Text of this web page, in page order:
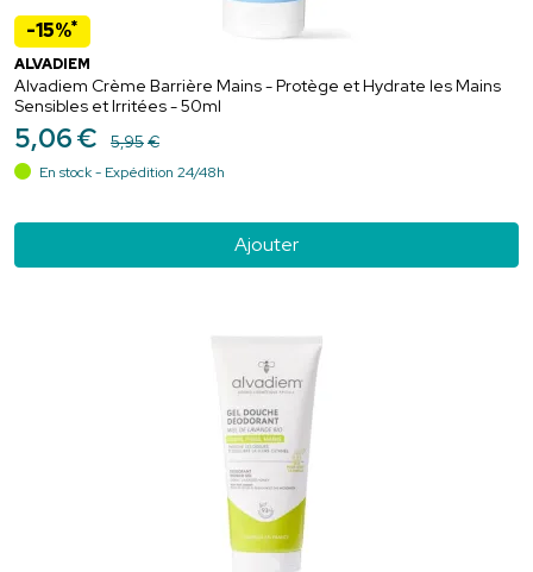
-15%*
ALVADIEM
Alvadiem Crème Barrière Mains - Protège et Hydrate les Mains
Sensibles et Irritées - 50ml
5,06€ 5,95€
En stock - Expédition 24/48h
Ajouter